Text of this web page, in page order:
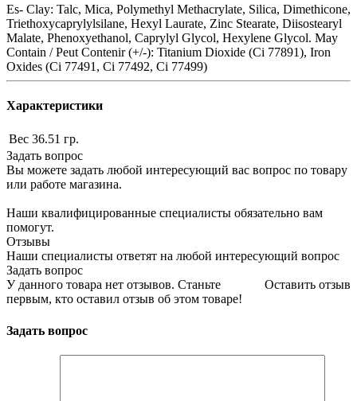
Es- Clay: Talc, Mica, Polymethyl Methacrylate, Silica, Dimethicone,
Triethoxycaprylylsilane, Hexyl Laurate, Zinc Stearate, Diisostearyl
Malate, Phenoxyethanol, Caprylyl Glycol, Hexylene Glycol. May
Contain / Peut Contenir (+/-): Titanium Dioxide (Ci 77891), Iron
Oxides (Ci 77491, Ci 77492, Ci 77499)
Характеристики
Вес 36.51 гр.
Задать вопрос
Вы можете задать любой интересующий вас вопрос по товару
или работе магазина.
Наши квалифицированные специалисты обязательно вам
помогут.
Отзывы
Наши специалисты ответят на любой интересующий вопрос
Задать вопрос
Оставить отзыв
У данного товара нет отзывов. Станьте
первым, кто оставил отзыв об этом товаре!
Задать вопрос